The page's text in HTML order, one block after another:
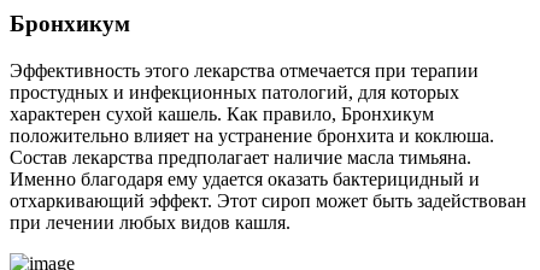
Бронхикум
Эффективность этого лекарства отмечается при терапии
простудных и инфекционных патологий, для которых
характерен сухой кашель. Как правило, Бронхикум
положительно влияет на устранение бронхита и коклюша.
Состав лекарства предполагает наличие масла тимьяна.
Именно благодаря ему удается оказать бактерицидный и
отхаркивающий эффект. Этот сироп может быть задействован
при лечении любых видов кашля.